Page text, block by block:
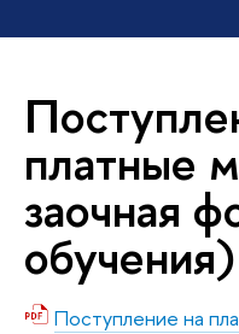
платные
заочная
обучения)
Поступление на